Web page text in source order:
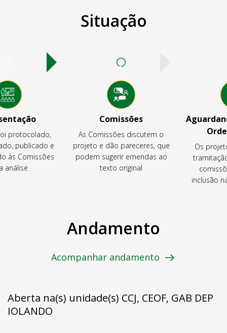
Situação
protocolado,
publicado e
às Comissões
análise
Comissões
As Comissões discutem o
projeto e dão pareceres, que
podem sugerir emendas ao
texto original
Os
inclusão
Andamento
Acompanhar andamento
Aberta na(s) unidade(s) CCJ, CEOF, GAB DEP
IOLANDO